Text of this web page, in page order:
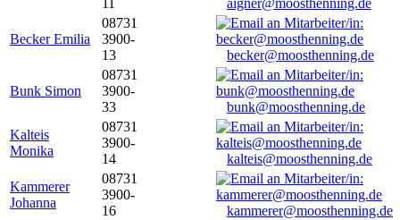
aigner@moosthenning.de
Becker Emilia
08731
3900-
13
becker@moosthenning.de
Bunk Simon
08731
3900-
33
bunk@moosthenning.de
Kalteis
Monika
08731
3900-
14
kalteis@moosthenning.de
Kammerer
Johanna
08731
3900-
16
kammerer@moosthenning.de